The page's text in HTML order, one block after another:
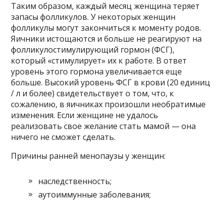
Таким образом, каждый месяц женщина теряет
запасы фолликулов. У некоторых женщин
фолликулы могут закончиться к моменту родов.
Яичники истощаются и больше не реагируют на
фолликулостимулирующий гормон (ФСГ),
который «стимулирует» их к работе. В ответ
уровень этого гормона увеличивается еще
больше. Высокий уровень ФСГ в крови (20 единиц
/ л и более) свидетельствует о том, что, к
сожалению, в яичниках произошли необратимые
изменения. Если женщине не удалось
реализовать свое желание стать мамой — она ​​
ничего не сможет сделать.
Причины ранней менопаузы у женщин:
наследственность;
аутоиммунные заболевания;